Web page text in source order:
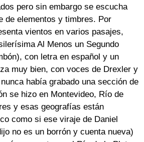
pero sin embargo se escucha
de elementos y timbres. Por
vientos en varios pasajes,
Al Menos un Segundo
con letra en español y un
muy bien, con voces de Drexler y
había grabado una sección de
se hizo en Montevideo, Río de
y esas geografías están
como si ese viraje de Daniel
no es un borrón y cuenta nueva)